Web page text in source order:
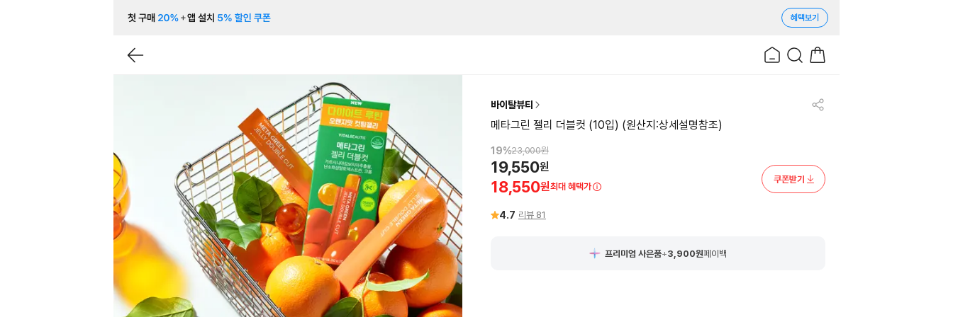
혜택보기
바이탈뷰티
메타그린 젤리 더블컷 (10입) (원산지:상세설명참조)
19%23,000원
19,550원
18,550원최대 혜택가
쿠폰받기
4.7 리뷰 81
프리미엄 사은품+3,900원페이백